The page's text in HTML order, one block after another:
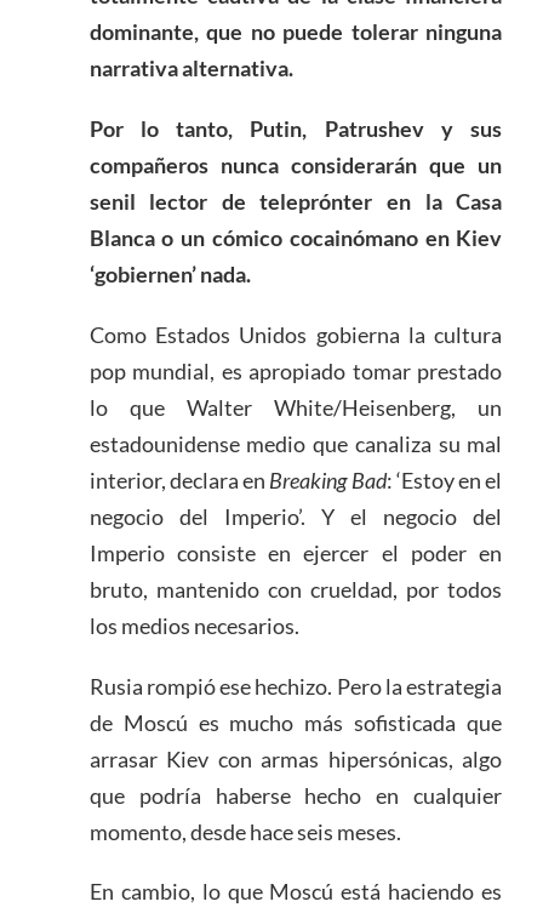
dominante, que no puede tolerar ninguna
narrativa alternativa.
Por lo tanto, Putin, Patrushev y sus
compañeros nunca considerarán que un
senil lector de teleprónter en la Casa
Blanca o un cómico cocainómano en Kiev
‘gobiernen’ nada.
Como Estados Unidos gobierna la cultura
pop mundial, es apropiado tomar prestado
lo que Walter White/Heisenberg, un
estadounidense medio que canaliza su mal
interior, declara en Breaking Bad: ‘Estoy en el
negocio del Imperio’. Y el negocio del
Imperio consiste en ejercer el poder en
bruto, mantenido con crueldad, por todos
los medios necesarios.
Rusia rompió ese hechizo. Pero la estrategia
de Moscú es mucho más sofisticada que
arrasar Kiev con armas hipersónicas, algo
que podría haberse hecho en cualquier
momento, desde hace seis meses.
En cambio, lo que Moscú está haciendo es